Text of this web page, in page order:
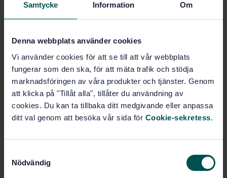
Samtycke Information Om
Denna webbplats använder cookies
Vi använder cookies för att se till att vår webbplats
fungerar som den ska, för att mäta trafik och stödja
marknadsföringen av våra produkter och tjänster. Genom
att klicka på "Tillåt alla", tillåter du användning av
cookies. Du kan ta tillbaka ditt medgivande eller anpassa
ditt val genom att besöka vår sida för Cookie-sekretess.
Nödvändig
skapa insikt för hur den kan användas i praktiken. Vi
diskuterar också de åtta innovationsledningsprinciperna
och hur ledningssystemet kan integreras i verksamheten
och med andra ledningssystem. Du får också göra en
första bedömning av innovationsledningsförmågan i din
egen organisation.
För att knyta ihop samtliga delar använder vi ett spel,
simulera uppdraget att designa, driva och förbättra ett
med andra kursdeltagare uppleva strategiska och
operativa utmaningar i att driva arbete med innovation